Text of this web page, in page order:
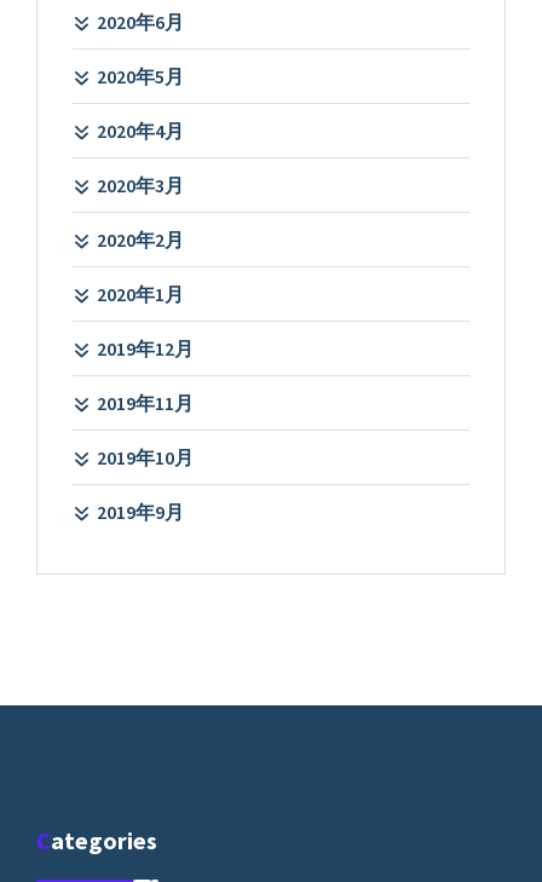
2020年6月
2020年5月
2020年4月
2020年3月
2020年2月
2020年1月
2019年12月
2019年11月
2019年10月
2019年9月
Categories